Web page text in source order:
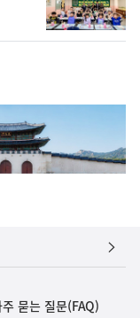
묻는 질문(FAQ)